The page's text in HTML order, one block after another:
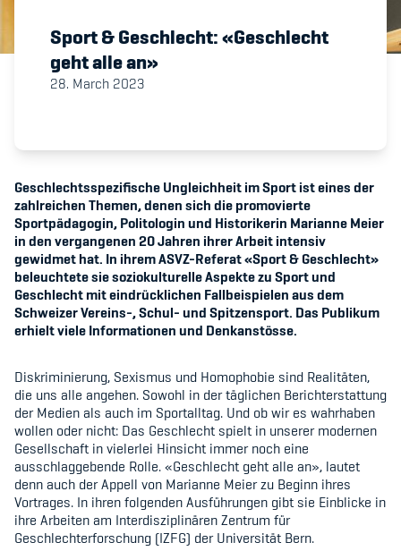
Member's Manual / FAQ
Academy
Blog
Diversität & Inklusion
Infomails
Kinderbetreuung
Krankenversicherung
Schwangerschaft & Sport
Spitzensport & Studium
Sport & Geschlecht: «Geschlecht
geht alle an»
28. March 2023
Geschlechtsspezifische Ungleichheit im Sport ist eines der
zahlreichen Themen, denen sich die promovierte
Sportpädagogin, Politologin und Historikerin Marianne Meier
in den vergangenen 20 Jahren ihrer Arbeit intensiv
gewidmet hat. In ihrem ASVZ-Referat «Sport & Geschlecht»
beleuchtete sie soziokulturelle Aspekte zu Sport und
Geschlecht mit eindrücklichen Fallbeispielen aus dem
Schweizer Vereins-, Schul- und Spitzensport. Das Publikum
erhielt viele Informationen und Denkanstösse.
Diskriminierung, Sexismus und Homophobie sind Realitäten,
die uns alle angehen. Sowohl in der täglichen Berichterstattung
der Medien als auch im Sportalltag. Und ob wir es wahrhaben
wollen oder nicht: Das Geschlecht spielt in unserer modernen
Gesellschaft in vielerlei Hinsicht immer noch eine
ausschlaggebende Rolle. «Geschlecht geht alle an», lautet
denn auch der Appell von Marianne Meier zu Beginn ihres
Vortrages. In ihren folgenden Ausführungen gibt sie Einblicke in
ihre Arbeiten am Interdisziplinären Zentrum für
Geschlechterforschung (IZFG) der Universität Bern.